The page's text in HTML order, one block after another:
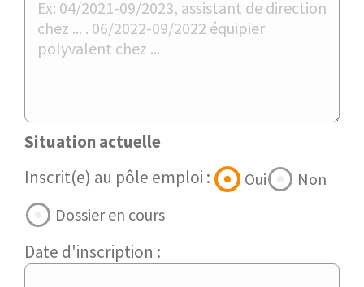
Situation actuelle
Inscrit(e) au pôle emploi :
Oui
Non
Dossier en cours
Date d'inscription :